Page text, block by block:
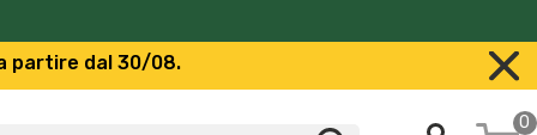
partire dal 30/08.
0